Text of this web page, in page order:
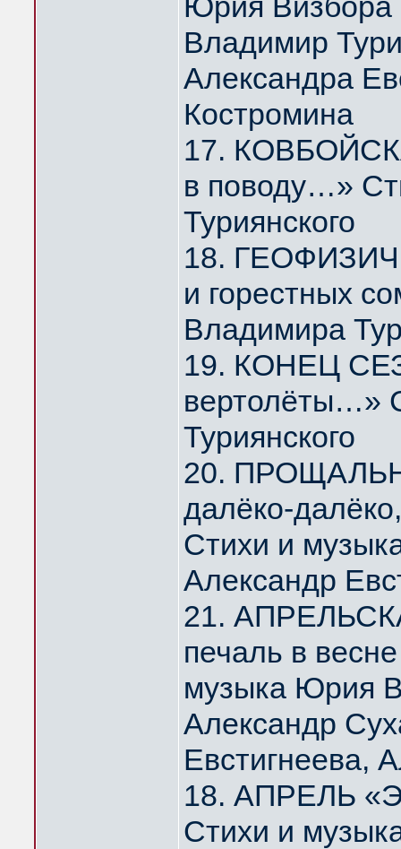
Владимир
Александра
Костромина
17.
в поводу…»
Туриянского
18.
и горестных
Владимира
19. КОНЕЦ
вертолёты…»
Туриянского
20.
далёко-
Стихи и
Александр
21.
печаль в
музыка Юрия
Александр
Евстигнеева,
18. АПРЕЛЬ
Стихи и